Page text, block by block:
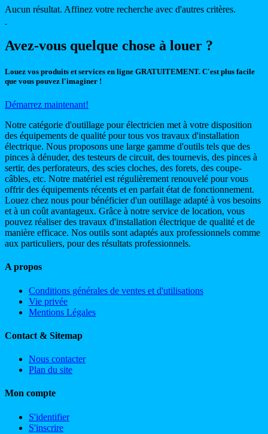
Aucun résultat. Affinez votre recherche avec d'autres critères.
Avez-vous quelque chose à louer ?
Louez vos produits et services en ligne GRATUITEMENT. C'est plus facile
que vous pouvez l'imaginer !
Démarrez maintenant!
Notre catégorie d'outillage pour électricien met à votre disposition
des équipements de qualité pour tous vos travaux d'installation
électrique. Nous proposons une large gamme d'outils tels que des
pinces à dénuder, des testeurs de circuit, des tournevis, des pinces à
sertir, des perforateurs, des scies cloches, des forets, des coupe-
câbles, etc. Notre matériel est régulièrement renouvelé pour vous
offrir des équipements récents et en parfait état de fonctionnement.
Louez chez nous pour bénéficier d'un outillage adapté à vos besoins
et à un coût avantageux. Grâce à notre service de location, vous
pouvez réaliser des travaux d'installation électrique de qualité et de
manière efficace. Nos outils sont adaptés aux professionnels comme
aux particuliers, pour des résultats professionnels.
A propos
Conditions générales de ventes et d'utilisations
Vie privée
Mentions Légales
Contact & Sitemap
Nous contacter
Plan du site
Mon compte
S'identifier
S'inscrire